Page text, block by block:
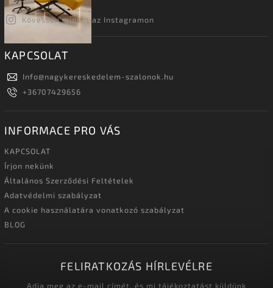
Kövessen minket az Instagramon
KAPCSOLAT
Info@nagykereskedelem-szalonok.hu
+36707429656
INFORMACE PRO VÁS
KAPCSOLAT
Írjon nekünk
Általános Szerződési Feltételek
Adatvédelmi szabályzat
A cookie használatára vonatkozó szabályzat
BLOG
FELIRATKOZÁS HÍRLEVÉLRE
Adja meg az e-mail címét, és mi tájékoztatást küldünk